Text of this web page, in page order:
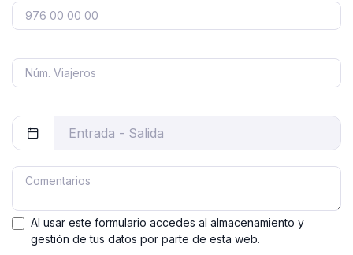
Al usar este formulario accedes al almacenamiento y
gestión de tus datos por parte de esta web.